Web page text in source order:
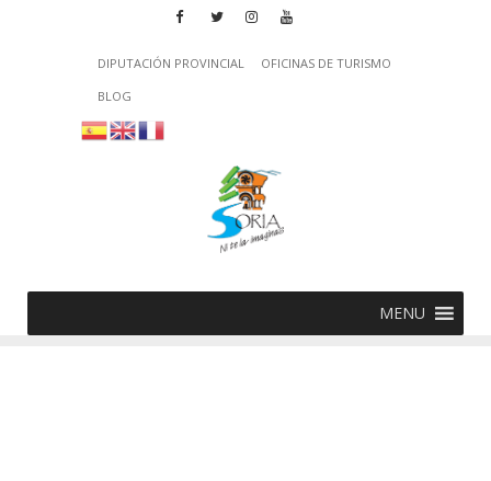
DIPUTACIÓN PROVINCIAL
OFICINAS DE TURISMO
BLOG
MENU